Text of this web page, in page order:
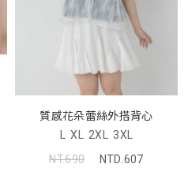
質感花朵蕾絲外搭背心
L XL 2XL 3XL
NT.690
NTD.607